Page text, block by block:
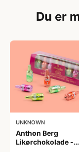
Du er
UNKNOWN
Anthon Berg
Likørchokolade -